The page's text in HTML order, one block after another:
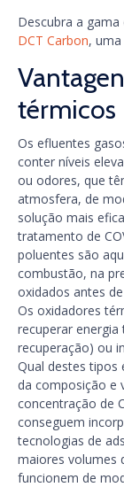
Descubra a gama
DCT Carbon,
térmicos
Os efluentes
conter níveis
ou odores, que
atmosfera, de
solução mais
tratamento de
poluentes são
combustão, na
oxidados antes
Os oxidadores
recuperar
recuperação) ou
Qual destes tipos
da composição e
concentração de
conseguem
tecnologias de
maiores volumes
funcionem de